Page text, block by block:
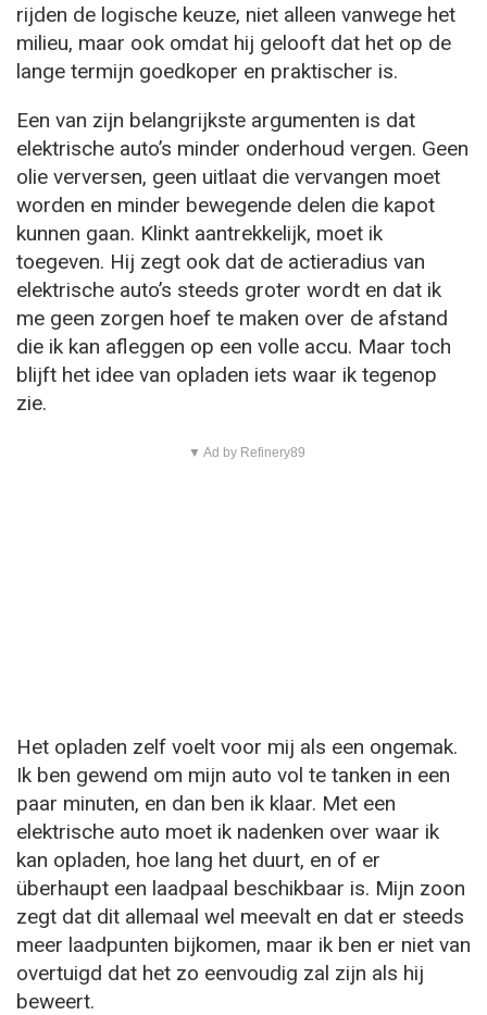
rijden de logische keuze, niet alleen vanwege het
milieu, maar ook omdat hij gelooft dat het op de
lange termijn goedkoper en praktischer is.
Een van zijn belangrijkste argumenten is dat
elektrische auto’s minder onderhoud vergen. Geen
olie verversen, geen uitlaat die vervangen moet
worden en minder bewegende delen die kapot
kunnen gaan. Klinkt aantrekkelijk, moet ik
toegeven. Hij zegt ook dat de actieradius van
elektrische auto’s steeds groter wordt en dat ik
me geen zorgen hoef te maken over de afstand
die ik kan afleggen op een volle accu. Maar toch
blijft het idee van opladen iets waar ik tegenop
zie.
▼ Ad by Refinery89
Het opladen zelf voelt voor mij als een ongemak.
Ik ben gewend om mijn auto vol te tanken in een
paar minuten, en dan ben ik klaar. Met een
elektrische auto moet ik nadenken over waar ik
kan opladen, hoe lang het duurt, en of er
überhaupt een laadpaal beschikbaar is. Mijn zoon
zegt dat dit allemaal wel meevalt en dat er steeds
meer laadpunten bijkomen, maar ik ben er niet van
overtuigd dat het zo eenvoudig zal zijn als hij
beweert.